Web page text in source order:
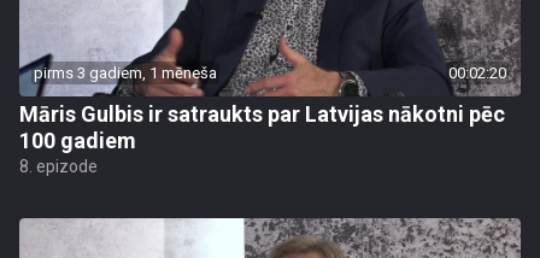
pirms 3 gadiem, 1 mēneša 00:02:20
Māris Gulbis ir satraukts par Latvijas nākotni pēc
100 gadiem
8. epizode